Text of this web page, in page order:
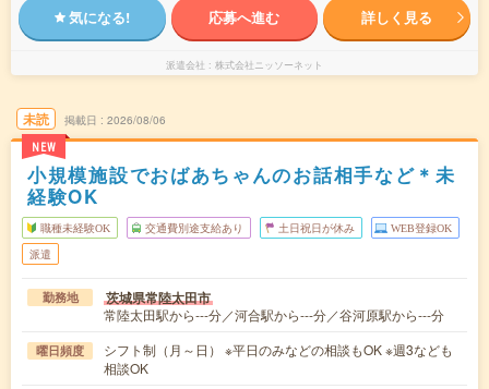
気になる! 応募へ進む 詳しく見る
派遣会社 株式会社ニッソーネット
未読
NEW
掲載日 2026/08/06
小規模施設でおばあちゃんのお話相手など＊未
経験OK
職種未経験OK 交通費別途支給あり 土日祝日が休み WEB登録OK
派遣
勤務地 茨城県常陸太田市
常陸太田駅から---分／河合駅から---分／谷河原駅から---分
曜日頻度
シフト制（月～日） ※平日のみなどの相談もOK ※週3なども
相談OK